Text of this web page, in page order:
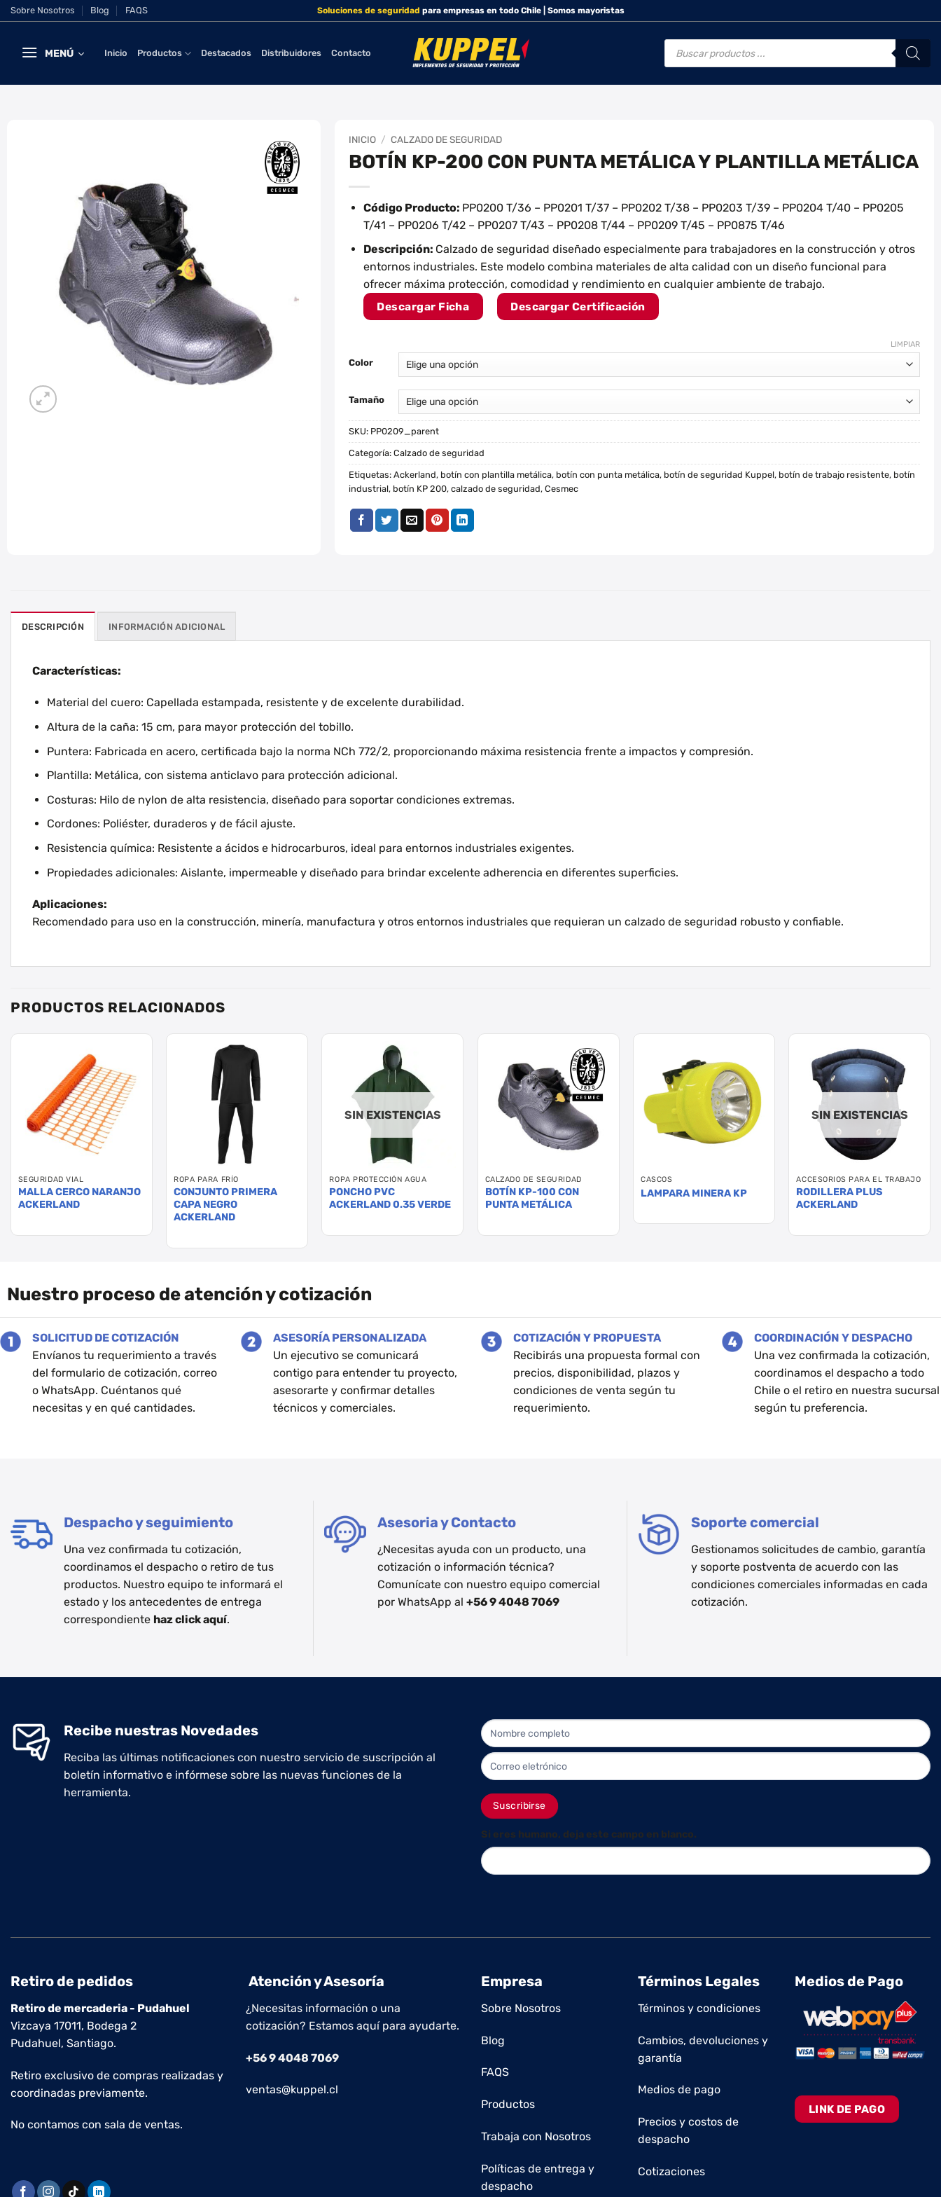
Saltar
al
Sobre Nosotros Blog FAQS Soluciones de seguridad para empresas en todo Chile | Somos mayoristas
MENÚ Inicio Productos Destacados Distribuidores Contacto
Búsqueda
INICIO / CALZADO DE SEGURIDAD
BOTÍN KP-200 CON PUNTA METÁLICA Y PLANTILLA METÁLICA
Código Producto: PP0200 T/36 – PP0201 T/37 – PP0202 T/38 – PP0203 T/39 – PP0204 T/40 – PP0205
T/41 – PP0206 T/42 – PP0207 T/43 – PP0208 T/44 – PP0209 T/45 – PP0875 T/46
Descripción: Calzado de seguridad diseñado especialmente para trabajadores en la construcción y otros
entornos industriales. Este modelo combina materiales de alta calidad con un diseño funcional para
ofrecer máxima protección, comodidad y rendimiento en cualquier ambiente de trabajo.
Descargar Ficha
Descargar Certificación
Color
Tamaño
LIMPIAR
SKU: PP0209_parent
Categoría: Calzado de seguridad
Etiquetas: Ackerland, botín con plantilla metálica, botín con punta metálica, botín de seguridad Kuppel, botín de trabajo resistente, botín
industrial, botín KP 200, calzado de seguridad, Cesmec
DESCRIPCIÓN INFORMACIÓN ADICIONAL
Características:
Material del cuero: Capellada estampada, resistente y de excelente durabilidad.
Altura de la caña: 15 cm, para mayor protección del tobillo.
Puntera: Fabricada en acero, certificada bajo la norma NCh 772/2, proporcionando máxima resistencia frente a impactos y compresión.
Plantilla: Metálica, con sistema anticlavo para protección adicional.
Costuras: Hilo de nylon de alta resistencia, diseñado para soportar condiciones extremas.
Cordones: Poliéster, duraderos y de fácil ajuste.
Resistencia química: Resistente a ácidos e hidrocarburos, ideal para entornos industriales exigentes.
Propiedades adicionales: Aislante, impermeable y diseñado para brindar excelente adherencia en diferentes superficies.
Aplicaciones:
Recomendado para uso en la construcción, minería, manufactura y otros entornos industriales que requieran un calzado de seguridad robusto y confiable.
PRODUCTOS RELACIONADOS
SEGURIDAD VIAL
MALLA CERCO NARANJO
ACKERLAND
ROPA PARA FRÍO
CONJUNTO PRIMERA
CAPA NEGRO
ACKERLAND
producto
variantes.
Las
opciones
pueden
elegir
en
la
SIN EXISTENCIAS
ROPA PROTECCIÓN AGUA
PONCHO PVC
ACKERLAND 0.35 VERDE
CALZADO DE SEGURIDAD
BOTÍN KP-100 CON
PUNTA METÁLICA
producto
opciones
se
pueden
página
CASCOS
LAMPARA MINERA KP
SIN EXISTENCIAS
ACCESORIOS PARA EL TRABAJO
RODILLERA PLUS
ACKERLAND
Nuestro proceso de atención y cotización
SOLICITUD DE COTIZACIÓN
Envíanos tu requerimiento a través
del formulario de cotización, correo
o WhatsApp. Cuéntanos qué
necesitas y en qué cantidades.
ASESORÍA PERSONALIZADA
Un ejecutivo se comunicará
contigo para entender tu proyecto,
asesorarte y confirmar detalles
técnicos y comerciales.
COTIZACIÓN Y PROPUESTA
Recibirás una propuesta formal con
precios, disponibilidad, plazos y
condiciones de venta según tu
requerimiento.
COORDINACIÓN Y DESPACHO
Una vez confirmada la cotización,
coordinamos el despacho a todo
Chile o el retiro en nuestra sucursal
según tu preferencia.
Despacho y seguimiento
Una vez confirmada tu cotización,
coordinamos el despacho o retiro de tus
productos. Nuestro equipo te informará el
estado y los antecedentes de entrega
correspondiente haz click aquí.
Asesoria y Contacto
¿Necesitas ayuda con un producto, una
cotización o información técnica?
Comunícate con nuestro equipo comercial
por WhatsApp al +56 9 4048 7069
Soporte comercial
Gestionamos solicitudes de cambio, garantía
y soporte postventa de acuerdo con las
condiciones comerciales informadas en cada
cotización.
Recibe nuestras Novedades
Reciba las últimas notificaciones con nuestro servicio de suscripción al
boletín informativo e infórmese sobre las nuevas funciones de la
herramienta.
NEWLETTER
Suscribirse
Si eres humano, deja este campo en blanco.
Retiro de pedidos
Retiro de mercaderia - Pudahuel
Vizcaya 17011, Bodega 2
Pudahuel, Santiago.
Retiro exclusivo de compras realizadas y
coordinadas previamente.
No contamos con sala de ventas.
Atención y Asesoría
¿Necesitas información o una
cotización? Estamos aquí para ayudarte.
+56 9 4048 7069
ventas@kuppel.cl
Empresa
Sobre Nosotros
Blog
FAQS
Productos
Trabaja con Nosotros
Políticas de entrega y
despacho
Términos Legales
Términos y condiciones
Cambios, devoluciones y
garantía
Medios de pago
Precios y costos de
despacho
Cotizaciones
Medios de Pago
LINK DE PAGO